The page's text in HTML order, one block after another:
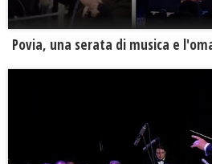
Povia, una serata di musica e